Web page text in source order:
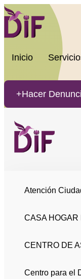
Skip links
Skip to content
Inicio
+Hacer
Atención
CASA HOGAR
CENTRO DE
Centro para el
Mante